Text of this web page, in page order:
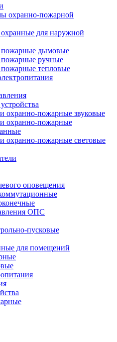
охранно-пожарной
для наружной
пожарные дымовые
ручные
тепловые
охранно-пожарные звуковые
охранно-пожарные
охранно-пожарные световые
оповещения
ОПС
пусковые
для помещений